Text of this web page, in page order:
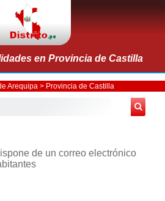
en Provincia de Castilla
Arequipa > Provincia de Castilla
de un correo electrónico